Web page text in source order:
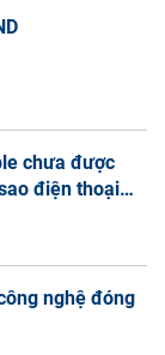
chưa được
điện thoại
nghệ đóng